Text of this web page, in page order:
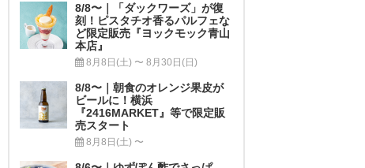
8/8〜｜「ダックワーズ」が復
刻！ピスタチオ香るパルフェな
ど限定販売『ヨックモック青山
本店』
8月8日(土) 〜 8月30日(日)
8/8〜｜朝食のオレンジ果皮が
ビールに！横浜
『2416MARKET』等で限定販
売スタート
8月8日(土) 〜